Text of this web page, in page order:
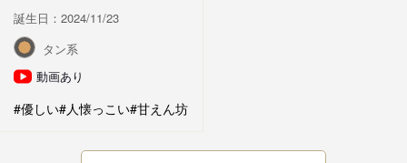
誕生日：2024/11/23
タン系
動画あり
#優しい#人懐っこい#甘えん坊